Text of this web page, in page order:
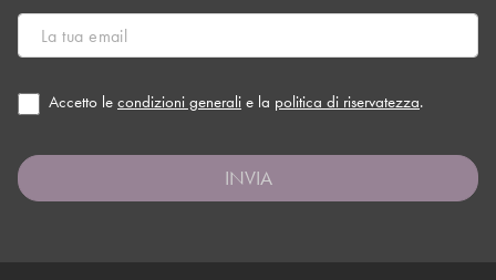
Accetto le condizioni generali e la politica di riservatezza.
INVIA